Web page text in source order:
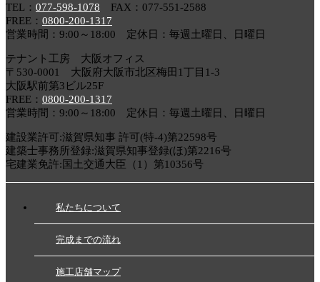
TEL： 077-598-1078 FAX：077-551-2588
FREE： 0800-200-1317
営業時間：9:00～18:00 定休日：毎週土曜日、日曜日
テナント工房 大阪オフィス
〒530-0001 大阪府大阪市北区梅田1丁目1-3
大阪駅前第3ビル25F
FREE： 0800-200-1317
営業時間：9:00～18:00 定休日：毎週土曜日、日曜日
建設業許可:滋賀県知事 許可(特-4)第22598号
建築士事務所登録:滋賀県知事登録(ほ)第2216号
宅建業免許:国土交通大臣（1）第10356号
私たちについて
完成までの流れ
施工店舗マップ